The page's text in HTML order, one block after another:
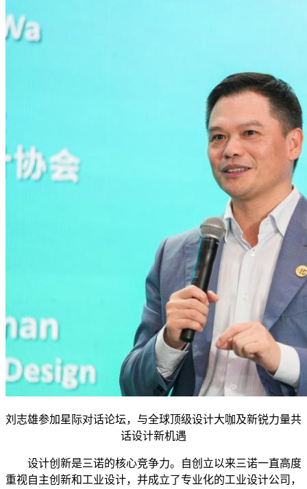
刘志雄参加星际对话论坛，与全球顶级设计大咖及新锐力量共
话设计新机遇
设计创新是三诺的核心竞争力。自创立以来三诺一直高度
重视自主创新和工业设计，并成立了专业化的工业设计公司，